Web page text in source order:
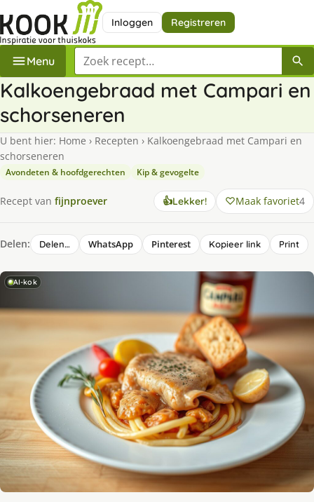
Inloggen Registreren
Menu Zoek een recept
Kalkoengebraad met Campari en
schorseneren
U bent hier: Home › Recepten › Kalkoengebraad met Campari en
schorseneren
Avondeten & hoofdgerechten Kip & gevogelte
Recept van fijnproever 👍Lekker! Maak favoriet4
Delen: Delen… WhatsApp Pinterest Kopieer link Print
AI-kok